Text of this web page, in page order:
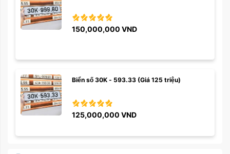
150,000,000 VND
Biển số 30K - 593.33 (Giá 125 triệu)
125,000,000 VND